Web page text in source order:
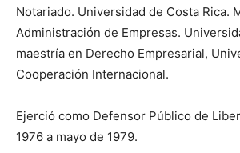
Notariado. Universidad de Costa Rica.
Administración de Empresas.
maestría en Derecho Empresarial,
Cooperación Internacional.
Ejerció como Defensor Público de
1976 a mayo de 1979.